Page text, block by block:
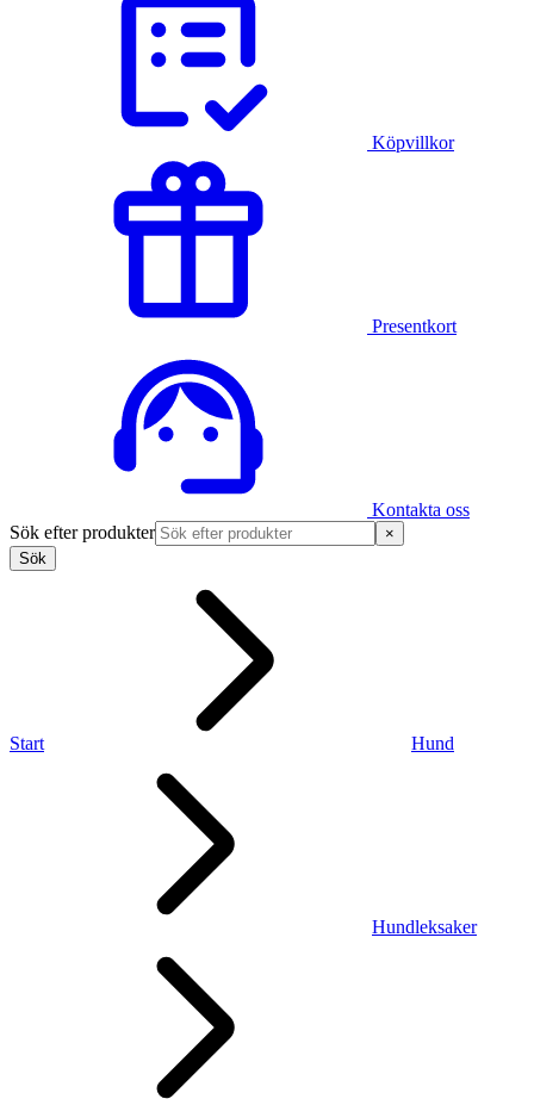
Köpvillkor
Presentkort
Kontakta oss
Sök efter produkter
×
Sök
Start Hund
Hundleksaker